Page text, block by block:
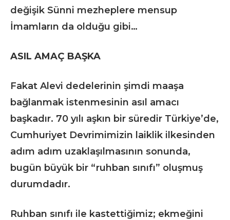
değişik Sünni mezheplere mensup
İmamların da olduğu gibi…
ASIL AMAÇ BAŞKA
Fakat Alevi dedelerinin şimdi maaşa
bağlanmak istenmesinin asıl amacı
başkadır. 70 yılı aşkın bir süredir Türkiye’de,
Cumhuriyet Devrimimizin laiklik ilkesinden
adım adım uzaklaşılmasının sonunda,
bugün büyük bir “ruhban sınıfı” oluşmuş
durumdadır.
Ruhban sınıfı ile kastettiğimiz; ekmeğini